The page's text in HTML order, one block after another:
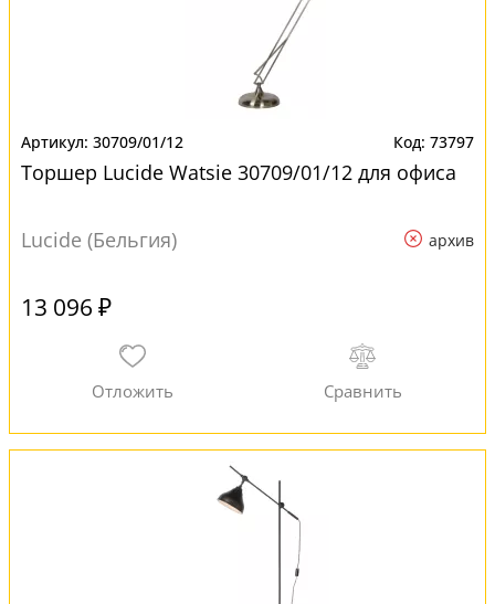
30709/01/12 73797
Торшер Lucide Watsie 30709/01/12 для офиса
Lucide (Бельгия) архив
13 096 ₽